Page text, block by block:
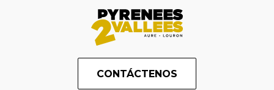
CONTÁCTENOS